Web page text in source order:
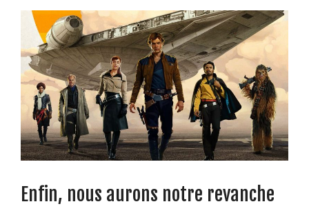
Enfin, nous aurons notre revanche